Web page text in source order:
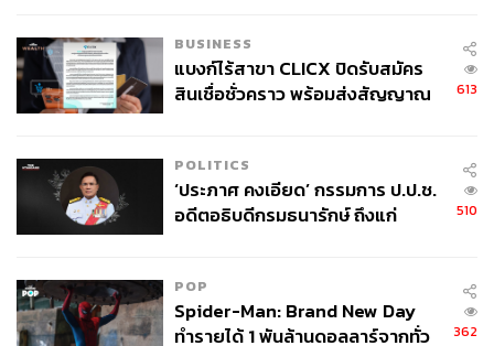
BUSINESS
แบงก์ไร้สาขา CLICX ปิดรับสมัคร
สินเชื่อชั่วคราว พร้อมส่งสัญญาณ
613
POLITICS
‘ประภาศ คงเอียด’ กรรมการ ป.ป.ช.
อดีตอธิบดีกรมธนารักษ์ ถึงแก่
510
POP
Spider-Man: Brand New Day
ทำรายได้ 1 พันล้านดอลลาร์จากทั่ว
362